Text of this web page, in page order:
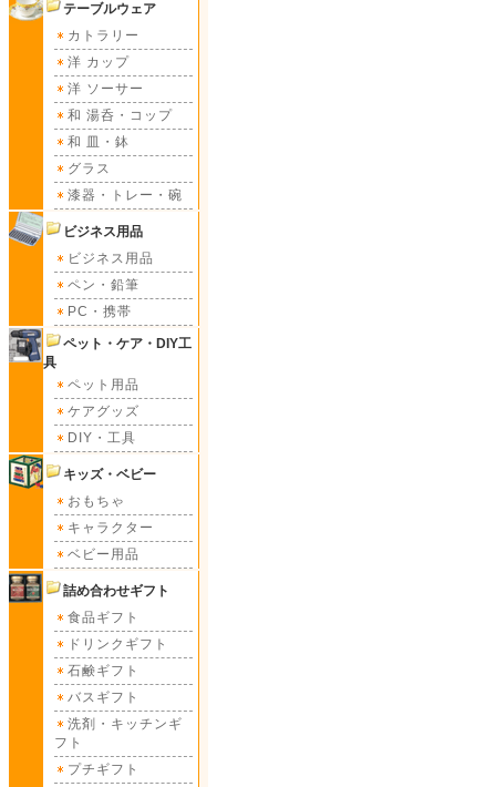
テーブルウェア
カトラリー
洋 カップ
洋 ソーサー
和 湯呑・コップ
和 皿・鉢
グラス
漆器・トレー・碗
ビジネス用品
ビジネス用品
ペン・鉛筆
PC・携帯
ペット・ケア・DIY工
具
ペット用品
ケアグッズ
DIY・工具
キッズ・ベビー
おもちゃ
キャラクター
ベビー用品
詰め合わせギフト
食品ギフト
ドリンクギフト
石鹸ギフト
バスギフト
洗剤・キッチンギ
フト
プチギフト